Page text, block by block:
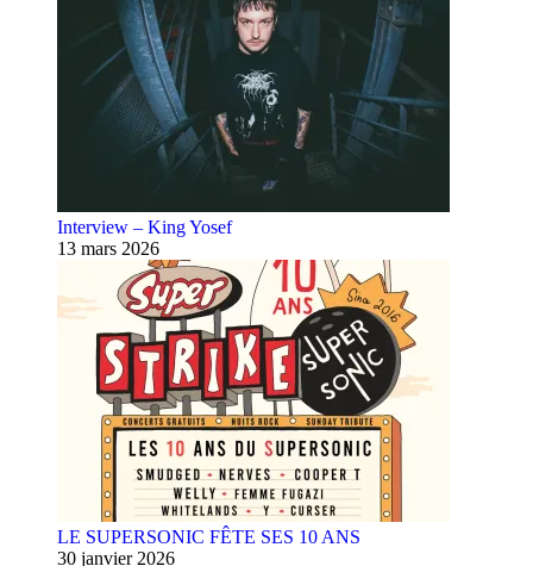
Interview – King Yosef
13 mars 2026
LE SUPERSONIC FÊTE SES 10 ANS
30 janvier 2026